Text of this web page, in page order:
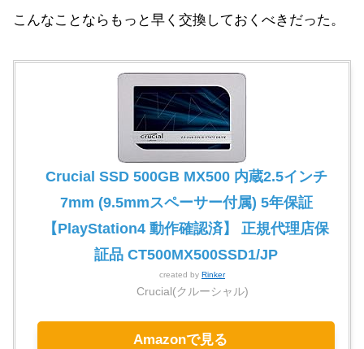
こんなことならもっと早く交換しておくべきだった。
Crucial SSD 500GB MX500 内蔵2.5インチ
7mm (9.5mmスペーサー付属) 5年保証
【PlayStation4 動作確認済】 正規代理店保
証品 CT500MX500SSD1/JP
created by Rinker
Crucial(クルーシャル)
Amazonで見る